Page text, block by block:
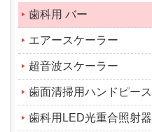
歯科用 バー
エアースケーラー
超音波スケーラー
歯面清掃用ハンドピース
歯科用LED光重合照射器